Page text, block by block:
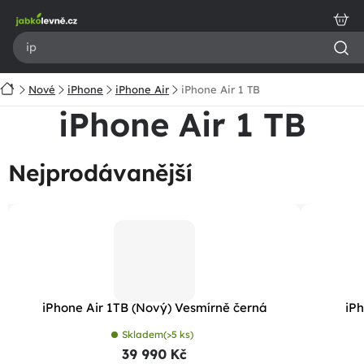
obsah
DomůNové iPhone iPhone Air iPhone Air 1 TB
iPhone Air 1 TB
Nejprodávanější
iPhone Air 1TB (Nový) Vesmírně černá
Skladem(>5 ks)
39 990 Kč